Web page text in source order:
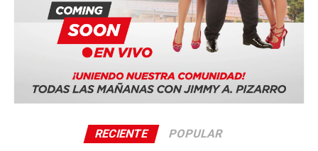
Quito, Ecuador
Sevilla, España
La serie mundial también incluye sedes en Costa Rica,
Portugal, Sudáfrica y Tailandia.
RECIENTE POPULAR